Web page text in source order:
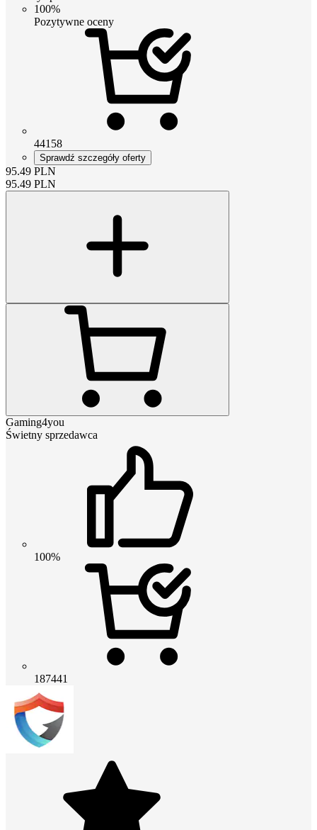
100%
Pozytywne oceny
44158
Sprawdź szczegóły oferty
95.49 PLN
95.49 PLN
Gaming4you
Świetny sprzedawca
100%
187441